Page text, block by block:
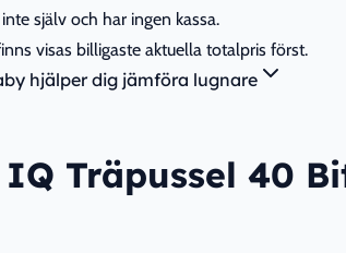
själv och har ingen kassa.
visas billigaste aktuella totalpris först.
hjälper dig jämföra lugnare
Träpussel 40